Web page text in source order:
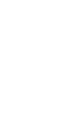
Tor die
unser